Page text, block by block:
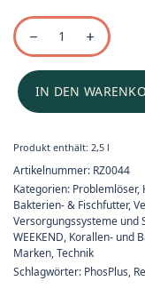
IN DEN
Produkt enthält: 2,5 l
Artikelnummer: RZ0044
Kategorien: Problemlöser,
Bakterien- & Fischfutter,
Versorgungssysteme und
WEEKEND, Korallen- und
Marken,Technik
Schlagwörter: PhosPlus,